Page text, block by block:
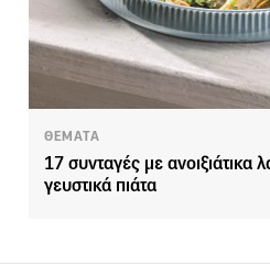
ΘΕΜΑΤΑ
17 συνταγές με ανοιξιάτικα
γευστικά πιάτα